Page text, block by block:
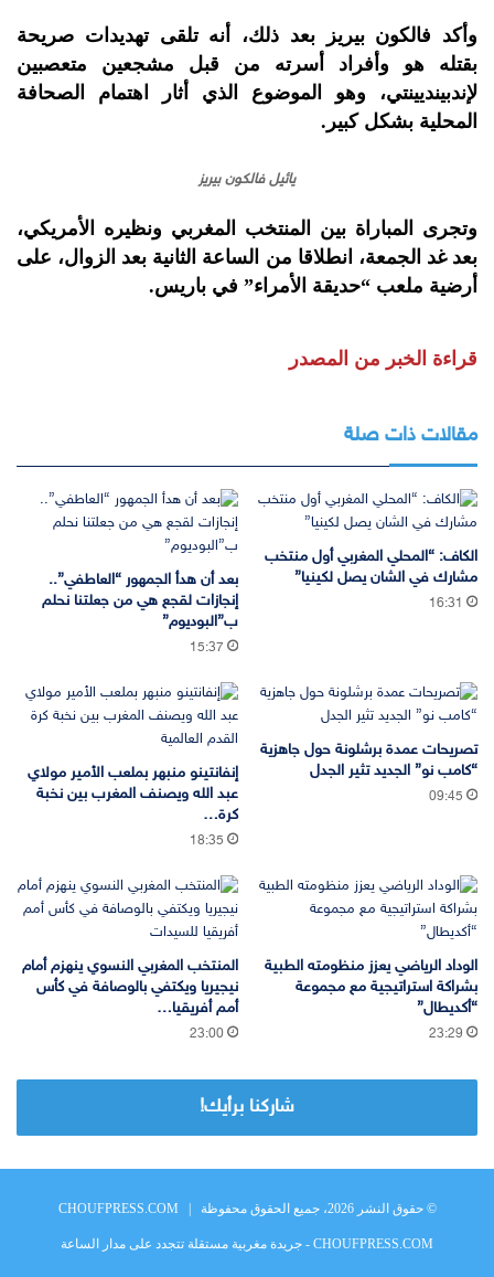
وأكد فالكون بيريز بعد ذلك، أنه تلقى تهديدات صريحة
بقتله هو وأفراد أسرته من قبل مشجعين متعصبين
لإندبينديينتي، وهو الموضوع الذي أثار اهتمام الصحافة
المحلية بشكل كبير.
يائيل فالكون بيريز
وتجرى المباراة بين المنتخب المغربي ونظيره الأمريكي،
بعد غد الجمعة، انطلاقا من الساعة الثانية بعد الزوال، على
أرضية ملعب “حديقة الأمراء” في باريس.
قراءة الخبر من المصدر
مقالات ذات صلة
الكاف: “المحلي المغربي أول منتخب
مشارك في الشان يصل لكينيا”
16:31
بعد أن هدأ الجمهور “العاطفي”..
إنجازات لقجع هي من جعلتنا نحلم
ب”البوديوم”
15:37
تصريحات عمدة برشلونة حول جاهزية
“كامب نو” الجديد تثير الجدل
09:45
إنفانتينو منبهر بملعب الأمير مولاي
عبد الله ويصنف المغرب بين نخبة
كرة…
18:35
الوداد الرياضي يعزز منظومته الطبية
بشراكة استراتيجية مع مجموعة
“أكديطال”
23:29
المنتخب المغربي النسوي ينهزم أمام
نيجيريا ويكتفي بالوصافة في كأس
أمم أفريقيا…
23:00
شاركنا برأيك!
© حقوق النشر 2026، جميع الحقوق محفوظة | CHOUFPRESS.COM
CHOUFPRESS.COM - جريدة مغربية مستقلة تتجدد على مدار الساعة